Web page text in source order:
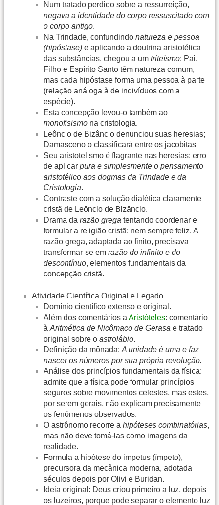
Num tratado perdido sobre a ressurreição,
negava a identidade do corpo ressuscitado com
o corpo antigo.
Na Trindade, confundindo natureza e pessoa
(hipóstase) e aplicando a doutrina aristotélica
das substâncias, chegou a um triteísmo: Pai,
Filho e Espírito Santo têm natureza comum,
mas cada hipóstase forma uma pessoa à parte
(relação análoga à de indivíduos com a
espécie).
Esta concepção levou-o também ao
monofisismo na cristologia.
Leôncio de Bizâncio denunciou suas heresias;
Damasceno o classificará entre os jacobitas.
Seu aristotelismo é flagrante nas heresias: erro
de aplicar pura e simplesmente o pensamento
aristotélico aos dogmas da Trindade e da
Cristologia.
Contraste com a solução dialética claramente
cristã de Leôncio de Bizâncio.
Drama da razão grega tentando coordenar e
formular a religião cristã: nem sempre feliz. A
razão grega, adaptada ao finito, precisava
transformar-se em razão do infinito e do
descontínuo, elementos fundamentais da
concepção cristã.
Atividade Científica Original e Legado
Domínio científico extenso e original.
Além dos comentários a Aristóteles: comentário
à Aritmética de Nicômaco de Gerasa e tratado
original sobre o astrolábio.
Definição da mônada: A unidade é uma e faz
nascer os números por sua própria revolução.
Análise dos princípios fundamentais da física:
admite que a física pode formular princípios
seguros sobre movimentos celestes, mas estes,
por serem gerais, não explicam precisamente
os fenômenos observados.
O astrônomo recorre a hipóteses combinatórias,
mas não deve tomá-las como imagens da
realidade.
Formula a hipótese do impetus (ímpeto),
precursora da mecânica moderna, adotada
séculos depois por Olivi e Buridan.
Ideia original: Deus criou primeiro a luz, depois
os luzeiros, porque pode separar o elemento luz